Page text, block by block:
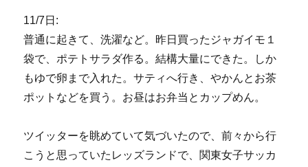
11/7日:
普通に起きて、洗濯など。昨日買ったジャガイモ１
袋で、ポテトサラダ作る。結構大量にできた。しか
もゆで卵まで入れた。サティへ行き、やかんとお茶
ポットなどを買う。お昼はお弁当とカップめん。
ツイッターを眺めていて気づいたので、前々から行
こうと思っていたレッズランドで、関東女子サッカ